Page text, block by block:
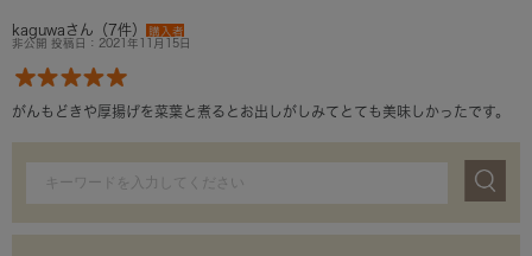
kaguwaさん（7件）
購入者
非公開 投稿日：2021年11月15日
がんもどきや厚揚げを菜葉と煮るとお出しがしみてとても美味しかったです。